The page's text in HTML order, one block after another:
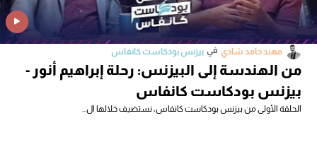
بيزنس بودكاست كانفاس في مهند حامد شادي
من الهندسة إلى البيزنس: رحلة إبراهيم أنور -
بيزنس بودكاست كانفاس
الحلقة الأولى من بيزنس بودكاست كانفاس، نستضيف خلالها ال...